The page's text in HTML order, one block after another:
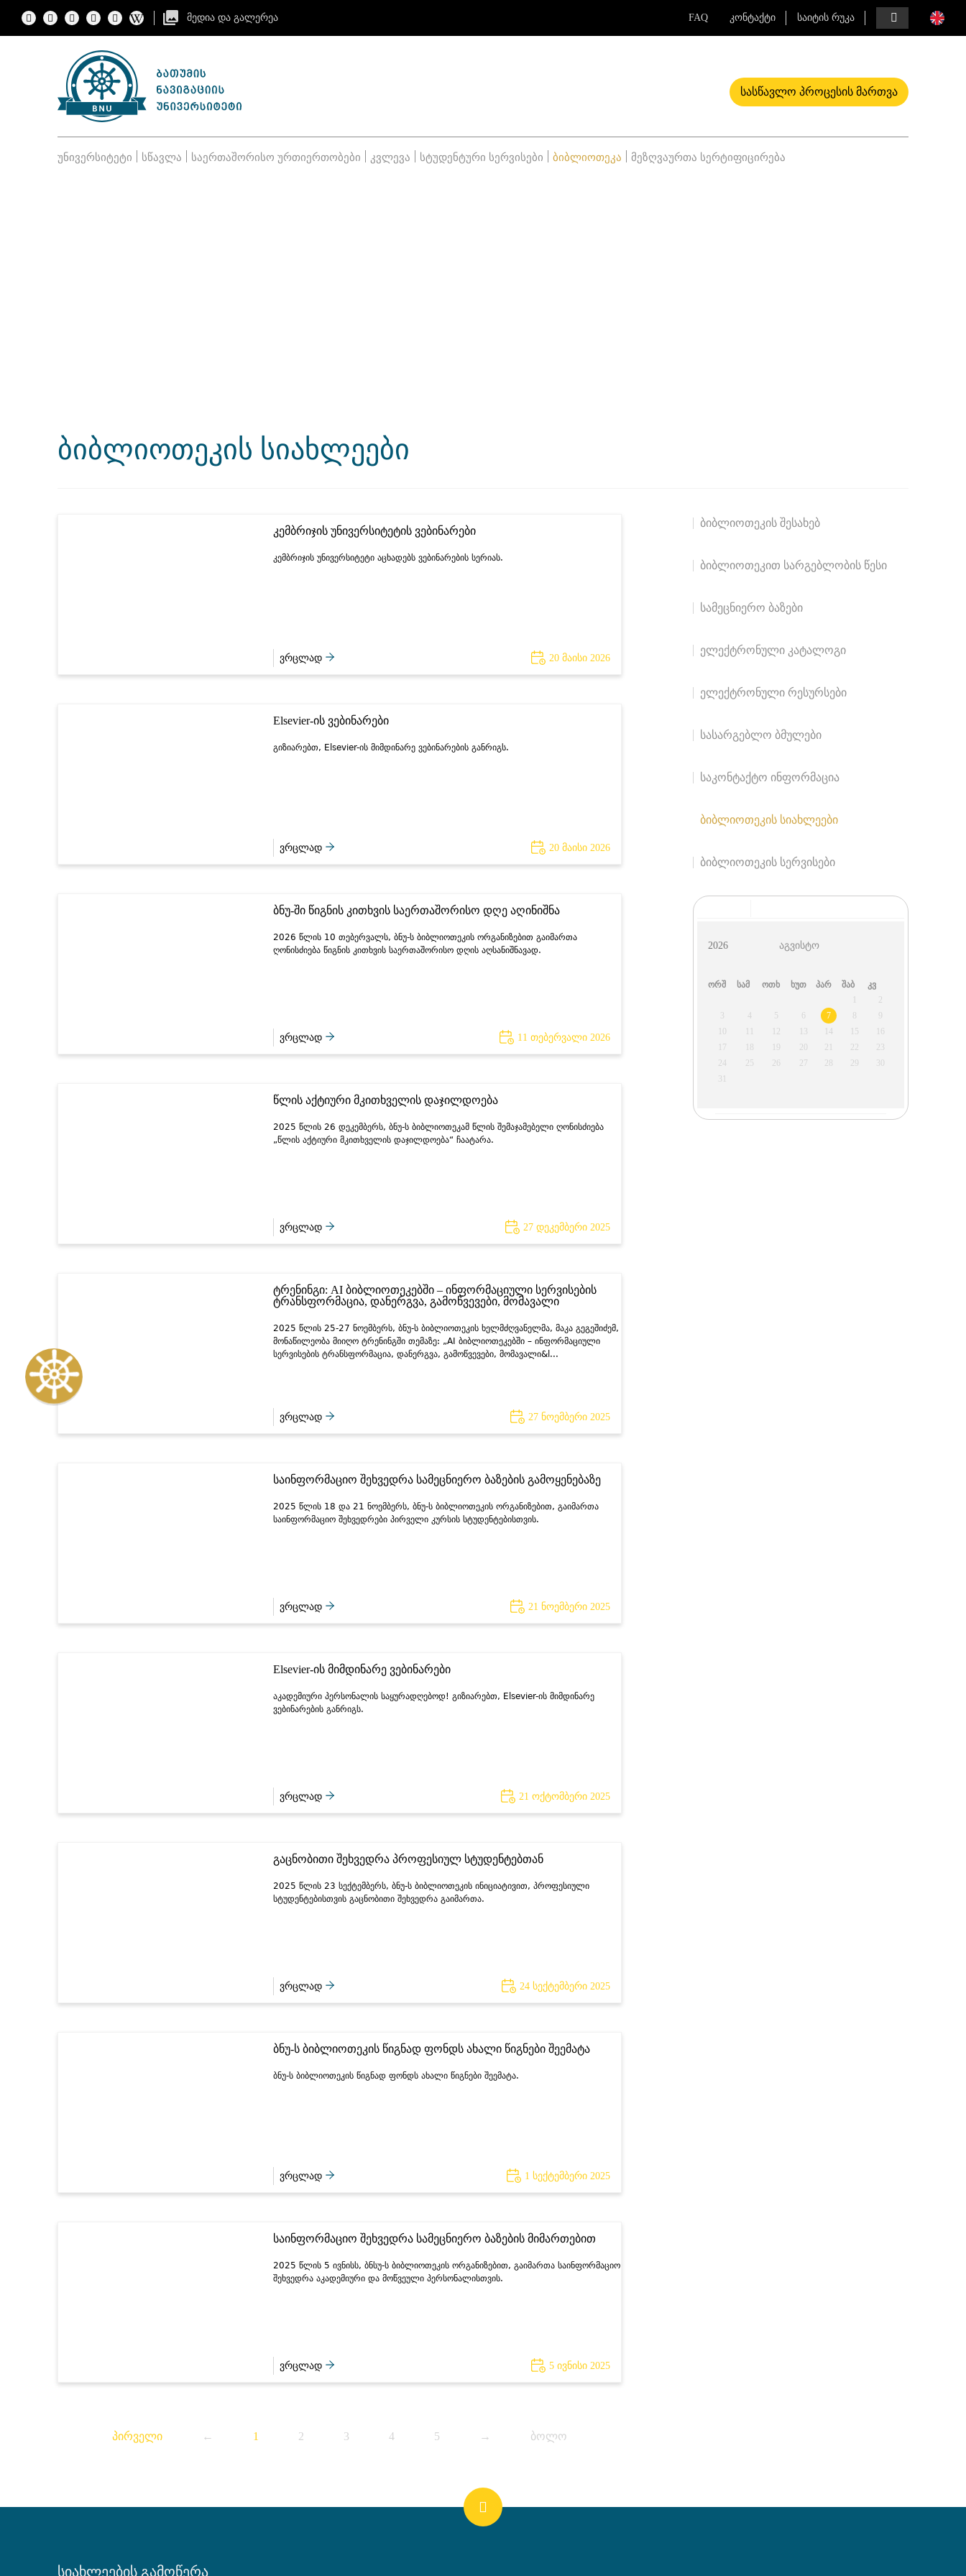
მედია და გალერეა FAQ კონტაქტი საიტის რუკა
ᲡᲐᲡᲬᲐᲕᲚᲝ ᲞᲠᲝᲪᲔᲡᲘᲡ ᲛᲐᲠᲗᲕᲐ
უნივერსიტეტი სწავლა საერთაშორისო ურთიერთობები კვლევა სტუდენტური სერვისები ბიბლიოთეკა მეზღვაურთა სერტიფიცირება
ბიბლიოთეკის სიახლეები
კემბრიჯის უნივერსიტეტის ვებინარები
კემბრიჯის უნივერსიტეტი აცხადებს ვებინარების სერიას.
ვრცლად 20 მაისი 2026
Elsevier-ის ვებინარები
გიზიარებთ, Elsevier-ის მიმდინარე ვებინარების განრიგს.
ვრცლად 20 მაისი 2026
ბნუ-ში წიგნის კითხვის საერთაშორისო დღე აღინიშნა
2026 წლის 10 თებერვალს, ბნუ-ს ბიბლიოთეკის ორგანიზებით გაიმართა
ღონისძიება წიგნის კითხვის საერთაშორისო დღის აღსანიშნავად.
ვრცლად 11 თებერვალი 2026
წლის აქტიური მკითხველის დაჯილდოება
2025 წლის 26 დეკემბერს, ბნუ-ს ბიბლიოთეკამ წლის შემაჯამებელი ღონისძიება
„წლის აქტიური მკითხველის დაჯილდოება“ ჩაატარა.
ვრცლად 27 დეკემბერი 2025
ტრენინგი: AI ბიბლიოთეკებში – ინფორმაციული სერვისების
ტრანსფორმაცია, დანერგვა, გამოწვევები, მომავალი
2025 წლის 25-27 ნოემბერს, ბნუ-ს ბიბლიოთეკის ხელმძღვანელმა, მაკა გეგეშიძემ,
მონაწილეობა მიიღო ტრენინგში თემაზე: „AI ბიბლიოთეკებში – ინფორმაციული
სერვისების ტრანსფორმაცია, დანერგვა, გამოწვევები, მომავალი&l...
ვრცლად 27 ნოემბერი 2025
საინფორმაციო შეხვედრა სამეცნიერო ბაზების გამოყენებაზე
2025 წლის 18 და 21 ნოემბერს, ბნუ-ს ბიბლიოთეკის ორგანიზებით, გაიმართა
საინფორმაციო შეხვედრები პირველი კურსის სტუდენტებისთვის.
ვრცლად 21 ნოემბერი 2025
Elsevier-ის მიმდინარე ვებინარები
აკადემიური პერსონალის საყურადღებოდ! გიზიარებთ, Elsevier-ის მიმდინარე
ვებინარების განრიგს.
ვრცლად 21 ოქტომბერი 2025
გაცნობითი შეხვედრა პროფესიულ სტუდენტებთან
2025 წლის 23 სექტემბერს, ბნუ-ს ბიბლიოთეკის ინიციატივით, პროფესიული
სტუდენტებისთვის გაცნობითი შეხვედრა გაიმართა.
ვრცლად 24 სექტემბერი 2025
ბნუ-ს ბიბლიოთეკის წიგნად ფონდს ახალი წიგნები შეემატა
ბნუ-ს ბიბლიოთეკის წიგნად ფონდს ახალი წიგნები შეემატა.
ვრცლად 1 სექტემბერი 2025
საინფორმაციო შეხვედრა სამეცნიერო ბაზების მიმართებით
2025 წლის 5 ივნისს, ბნსუ-ს ბიბლიოთეკის ორგანიზებით, გაიმართა საინფორმაციო
შეხვედრა აკადემიური და მოწვეული პერსონალისთვის.
ვრცლად 5 ივნისი 2025
პირველი ← 1 2 3 4 5 → ბოლო
ბიბლიოთეკის შესახებ
ბიბლიოთეკით სარგებლობის წესი
სამეცნიერო ბაზები
ელექტრონული კატალოგი
ელექტრონული რესურსები
სასარგებლო ბმულები
საკონტაქტო ინფორმაცია
ბიბლიოთეკის სიახლეები
ბიბლიოთეკის სერვისები
აგვისტო
ორშ სამ ოთხ ხუთ პარ შაბ
კვ
2
4 5 7
9
12 14 15
17
19 20 21 22
23
24
25 26 27 28 29
სიახლეების გამოწერა